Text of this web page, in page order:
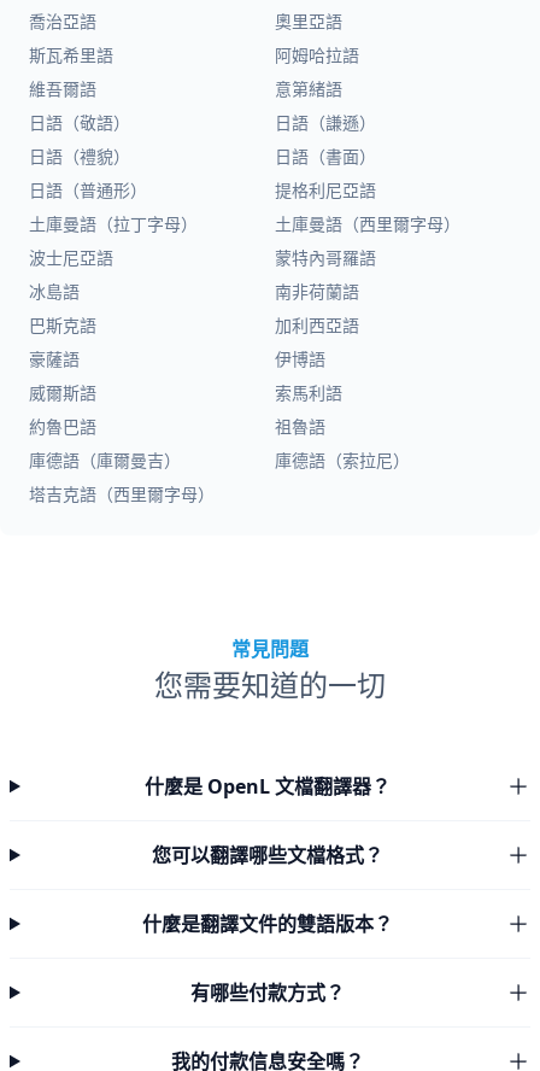
喬治亞語
奧里亞語
斯瓦希里語
阿姆哈拉語
維吾爾語
意第緒語
日語（敬語）
日語（謙遜）
日語（禮貌）
日語（書面）
日語（普通形）
提格利尼亞語
土庫曼語（拉丁字母）
土庫曼語（西里爾字母）
波士尼亞語
蒙特內哥羅語
冰島語
南非荷蘭語
巴斯克語
加利西亞語
豪薩語
伊博語
威爾斯語
索馬利語
約魯巴語
祖魯語
庫德語（庫爾曼吉）
庫德語（索拉尼）
塔吉克語（西里爾字母）
常見問題
您需要知道的一切
什麼是 OpenL 文檔翻譯器？
您可以翻譯哪些文檔格式？
什麼是翻譯文件的雙語版本？
有哪些付款方式？
我的付款信息安全嗎？